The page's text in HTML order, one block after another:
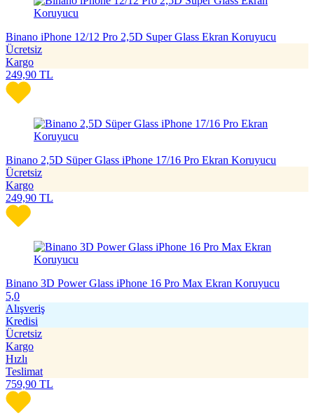
Binano iPhone 12/12 Pro 2,5D Super Glass Ekran Koruyucu
Ücretsiz
Kargo
249,90 TL
Binano 2,5D Süper Glass iPhone 17/16 Pro Ekran Koruyucu
Ücretsiz
Kargo
249,90 TL
Binano 3D Power Glass iPhone 16 Pro Max Ekran Koruyucu
5,0
Alışveriş
Kredisi
Ücretsiz
Kargo
Hızlı
Teslimat
759,90 TL